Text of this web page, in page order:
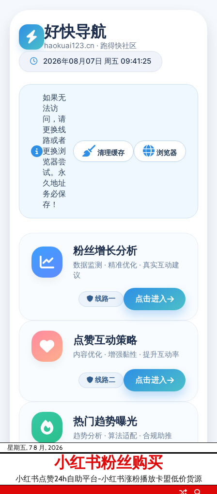
Skip星期五, 7 8 月, 2026
小红书粉丝购买
小红书点赞24h自助平台-小红书涨粉播放卡盟低价货源